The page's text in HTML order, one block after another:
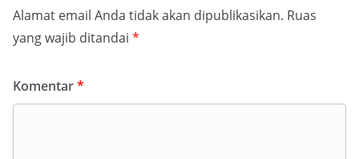
Alamat email Anda tidak akan dipublikasikan. Ruas
yang wajib ditandai *
Komentar*